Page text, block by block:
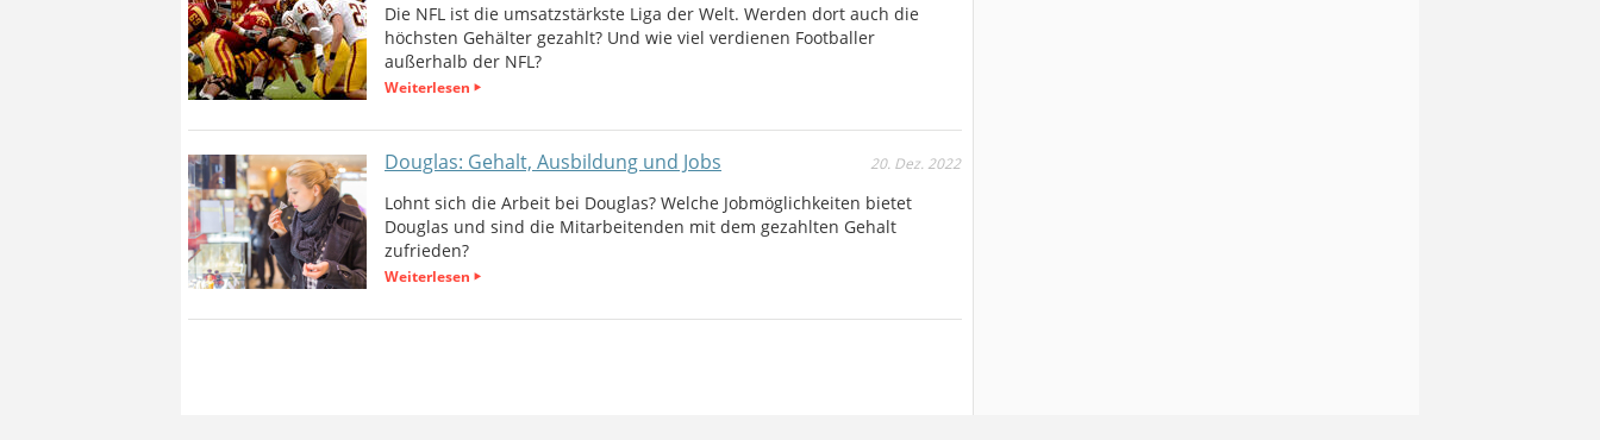
Die NFL ist die umsatzstärkste Liga der Welt. Werden dort auch die
höchsten Gehälter gezahlt? Und wie viel verdienen Footballer
außerhalb der NFL?
Weiterlesen
Douglas: Gehalt, Ausbildung und Jobs 20. Dez. 2022
Lohnt sich die Arbeit bei Douglas? Welche Jobmöglichkeiten bietet
Douglas und sind die Mitarbeitenden mit dem gezahlten Gehalt
zufrieden?
Weiterlesen